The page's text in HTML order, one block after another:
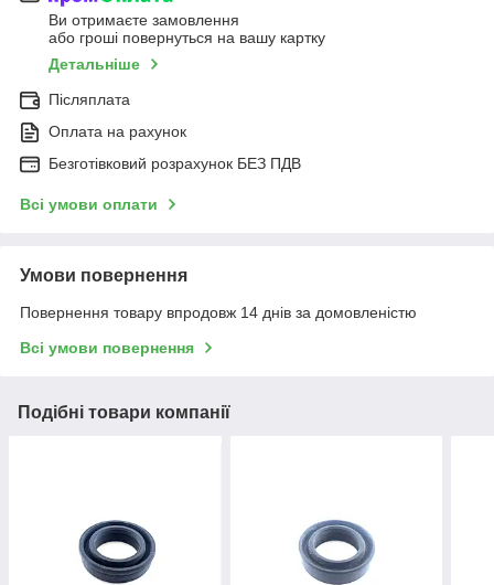
Ви отримаєте замовлення
або гроші повернуться на вашу картку
Детальніше
Післяплата
Оплата на рахунок
Безготівковий розрахунок БЕЗ ПДВ
Всі умови оплати
Умови повернення
Повернення товару впродовж 14 днів за домовленістю
Всі умови повернення
Подібні товари компанії